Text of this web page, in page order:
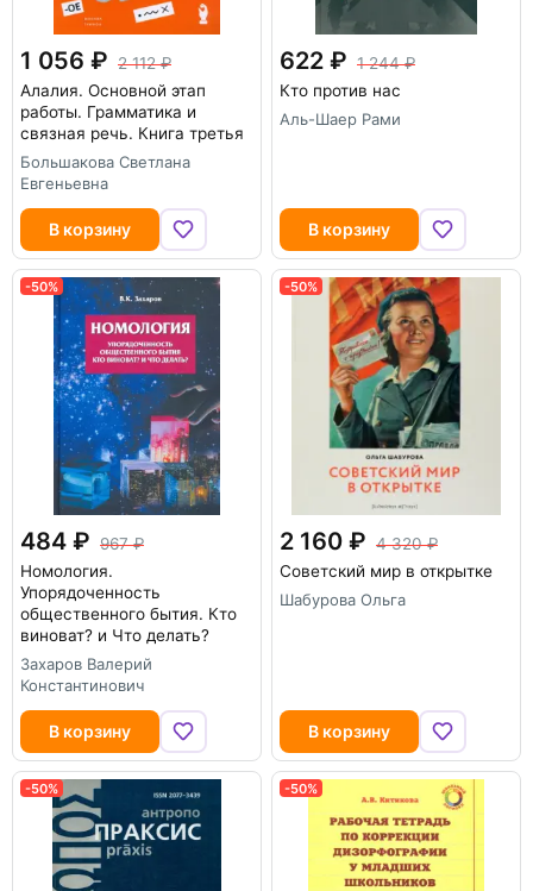
1 056
2 112
Алалия. Основной этап
работы. Грамматика и
связная речь. Книга третья
Большакова Светлана
Евгеньевна
В корзину
622
1 244
Кто против нас
Аль-Шаер Рами
В корзину
-50%
484
967
Номология.
Упорядоченность
общественного бытия. Кто
виноват? и Что делать?
Захаров Валерий
Константинович
В корзину
-50%
2 160
4 320
Советский мир в открытке
Шабурова Ольга
В корзину
-50% -50%